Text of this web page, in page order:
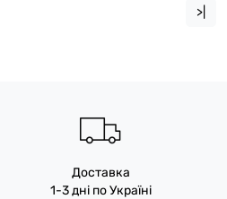
>|
Доставка
1-3 дні по Україні